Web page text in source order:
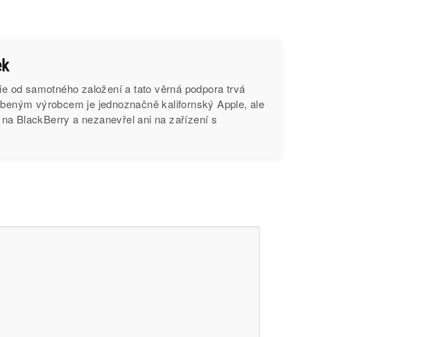
od samotného založení a tato věrná podpora trvá
výrobcem je jednoznačně kalifornský Apple, ale
BlackBerry a nezanevřel ani na zařízení s